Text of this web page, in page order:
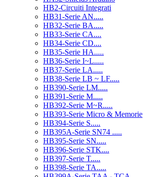
HB2-Circuiti Integrati
HB31-Serie AN.....
HB32-Serie BA.....
HB33-Serie CA....
HB34-Serie CD....
HB35-Serie HA.....
HB36-Serie I~L.....
HB37-Serie LA.....
HB38-Serie LB ~ LF.....
HB390-Serie LM.....
HB391-Serie M.....
HB392-Serie M~R.....
HB393-Serie Micro & Memorie
HB394-Serie S.....
HB395A-Serie SN74 .....
HB395-Serie SN.....
HB396-Serie STK....
HB397-Serie T.....
HB398-Serie TA.....